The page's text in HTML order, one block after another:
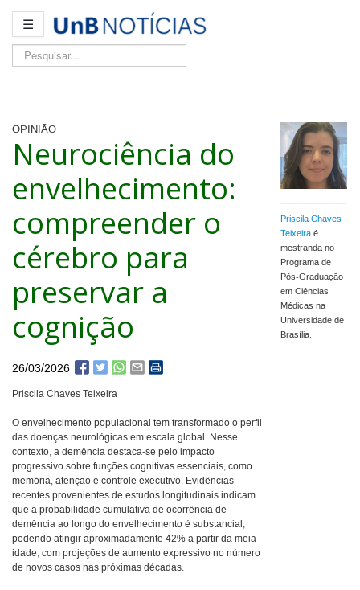
☰
Pesquisar...
OPINIÃO
Priscila Chaves
Teixeira é
mestranda no
Programa de
Pós-Graduação
em Ciências
Médicas na
Universidade de
Brasília.
Neurociência do
envelhecimento:
compreender o
cérebro para
preservar a
cognição
26/03/2026
Priscila Chaves Teixeira
O envelhecimento populacional tem transformado o perfil
das doenças neurológicas em escala global. Nesse
contexto, a demência destaca-se pelo impacto
progressivo sobre funções cognitivas essenciais, como
memória, atenção e controle executivo. Evidências
recentes provenientes de estudos longitudinais indicam
que a probabilidade cumulativa de ocorrência de
demência ao longo do envelhecimento é substancial,
podendo atingir aproximadamente 42% a partir da meia-
idade, com projeções de aumento expressivo no número
de novos casos nas próximas décadas.